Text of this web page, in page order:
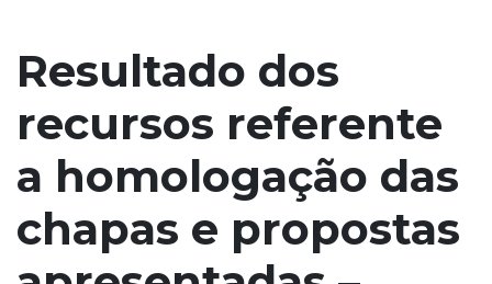
Resultado dos
recursos referente
a homologação das
chapas e propostas